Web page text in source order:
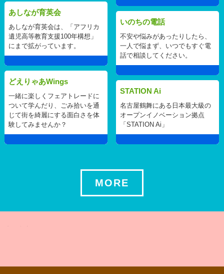
あしなが育英会
あしなが育英会は、「アフリカ
遺児高等教育支援100年構想」
にまで拡がっています。
いのちの電話
不安や悩みがあったりしたら、
一人で悩まず、いつでもすぐ電
話で相談してください。
どえりゃあWings
一緒に楽しくフェアトレードに
ついて学んだり、ごみ拾いを通
じて街を綺麗にする面白さを体
験してみませんか？
STATION Ai
名古屋鶴舞にある日本最大級の
オープンイノベーション拠点
「STATION Ai」
MORE